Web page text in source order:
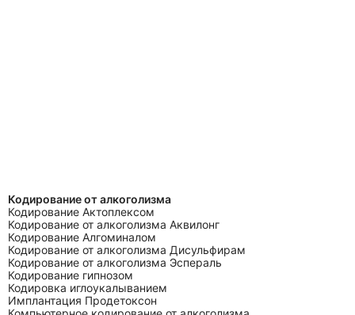
Кодирование от алкоголизма
Кодирование Актоплексом
Кодирование от алкоголизма Аквилонг
Кодирование Алгоминалом
Кодирование от алкоголизма Дисульфирам
Кодирование от алкоголизма Эспераль
Кодирование гипнозом
Кодировка иглоукалыванием
Имплантация Продетоксон